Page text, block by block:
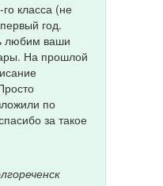
класса (не
год.
любим ваши
На прошлой
по
за такое